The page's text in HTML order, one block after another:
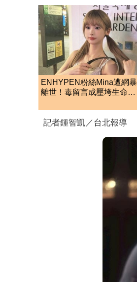
ENHYPEN粉絲Mina遭網暴
離世！毒留言成壓垮生命最
記者鍾智凱／台北報導